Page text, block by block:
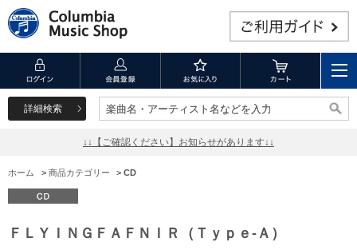
詳細検索 楽曲名・アーティスト名などを入力
楽曲名・アーティスト名などを入力
↓↓【ご確認ください】お知らせがあります↓↓
ホーム > 商品カテゴリー > CD
ＦＬＹＩＮＧＦＡＦＮＩＲ（Ｔｙｐｅ-Ａ）